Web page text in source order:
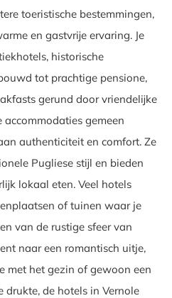
toeristische bestemmingen,
en gastvrije ervaring. Je
historische
tot prachtige pensione,
gerund door vriendelijke
gemeen
authenticiteit en comfort. Ze
Pugliese stijl en bieden
lokaal eten. Veel hotels
of tuinen waar je
van de rustige sfeer van
naar een romantisch uitje,
met het gezin of gewoon een
de hotels in Vernole